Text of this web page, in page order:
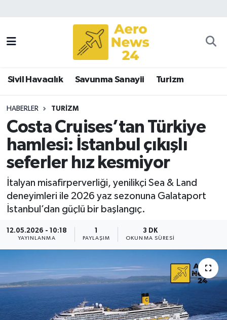
Sivil Havacılık Savunma Sanayii Turizm
HABERLER TURIZM
Costa Cruises’tan Türkiye
hamlesi: İstanbul çıkışlı
seferler hız kesmiyor
İtalyan misafirperverliği, yenilikçi Sea & Land
deneyimleri ile 2026 yaz sezonuna Galataport
İstanbul’dan güçlü bir başlangıç.
12.05.2026 - 10:18
YAYINLANMA PAYLAŞIM
3 DK
OKUNMA SÜRESI